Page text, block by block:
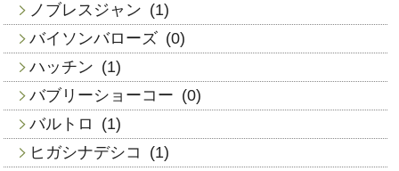
ノブレスジャン (1)
バイソンバローズ (0)
ハッチン (1)
バブリーショーコー (0)
バルトロ
(1)
ヒガシナデシコ
(1)